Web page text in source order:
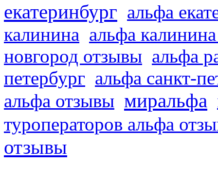
екатеринбург альфа
калинина альфа
новгород отзывы альфа
петербург альфа санкт-
альфа отзывы миральфа
туроператоров альфа
отзывы